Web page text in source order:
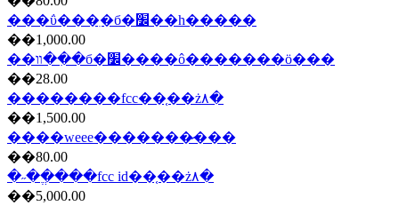
���ΰ���ִ�б�׼��һ�����
��1,000.00
��װ��ִ�б�׼����ô�������ö���
��28.00
��������fcc��֤��ż۸�
��1,500.00
����weee�������̷���
��80.00
�˶��ֱ���fcc id��֤��ż۸�
��5,000.00